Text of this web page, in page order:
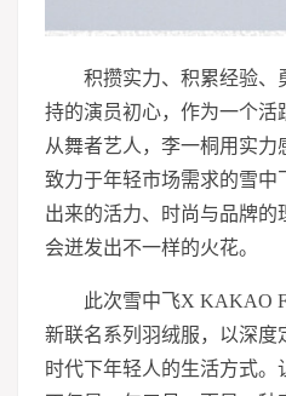
积攒实力、积累经验、
持的演员初心，作为一个活
从舞者艺人，李一桐用实
致力于年轻市场需求的雪中
出来的活力、时尚与品牌的
会迸发出不一样的火花。
此次雪中飞X KAKAO
新联名系列羽绒服，以深度
时代下年轻人的生活方式。